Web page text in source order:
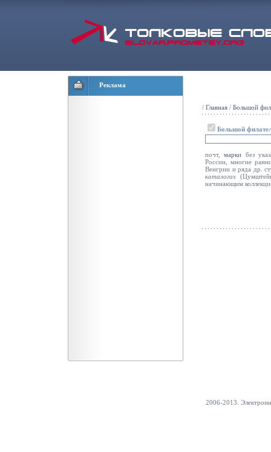
Реклама
/ Главная / Большой
Большой
почт,марки без
России, многие
Венгрии и ряда др.
каталогах
начинающим
2006-2013.